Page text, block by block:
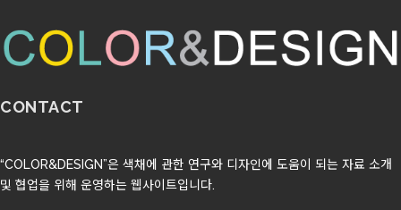
CONTACT
“COLOR&DESIGN”은 색채에 관한 연구와 디자인에 도움이 되는 자료 소개
및 협업을 위해 운영하는 웹사이트입니다.